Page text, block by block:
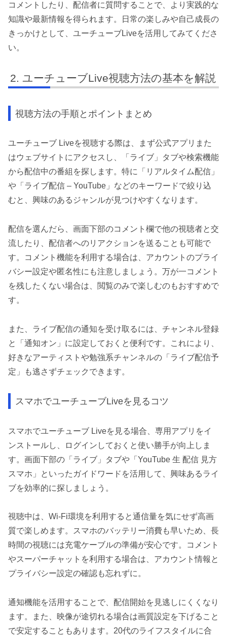
コメントしたり、配信者に質問することで、より実践的な
知識や最新情報を得られます。日常の楽しみや自己成長の
きっかけとして、ユーチューブLiveを活用してみてくださ
い。
ユーチューブLive視聴方法の基本を解説
視聴方法の手順とポイントまとめ
ユーチューブ Liveを視聴する際は、まず公式アプリまた
はウェブサイトにアクセスし、「ライブ」タブや検索機能
から配信中の番組を探します。特に「リアルタイム配信」
や「ライブ配信 – YouTube」などのキーワードで絞り込
むと、興味のあるジャンルが見つけやすくなります。
配信を選んだら、画面下部のコメント欄で他の視聴者と交
流したり、配信者へのリアクションを送ることも可能で
す。コメント機能を利用する場合は、アカウントのプライ
バシー設定や匿名性にも注意しましょう。万が一コメント
を残したくない場合は、閲覧のみで楽しむのもおすすめで
す。
また、ライブ配信の通知を受け取るには、チャンネル登録
と「通知オン」に設定しておくと便利です。これにより、
好きなアーティストや勉強系チャンネルの「ライブ配信予
定」も逃さずチェックできます。
スマホでユーチューブLiveを見るコツ
スマホでユーチューブ Liveを見る場合、専用アプリをイ
ンストールし、ログインしておくと使い勝手が向上しま
す。画面下部の「ライブ」タブや「YouTube 生 配信 見方
スマホ」といったガイドワードを活用して、興味あるライ
ブを効率的に探しましょう。
視聴中は、Wi-Fi環境を利用すると通信量を気にせず高画
質で楽しめます。スマホのバッテリー消費も早いため、長
時間の視聴には充電ケーブルの準備が安心です。コメント
やスーパーチャットを利用する場合は、アカウント情報と
プライバシー設定の確認も忘れずに。
通知機能を活用することで、配信開始を見逃しにくくなり
ます。また、映像が途切れる場合は画質設定を下げること
で安定することもあります。20代のライフスタイルに合